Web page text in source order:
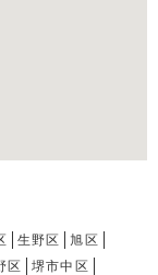
生野区
旭区
区
堺市中区